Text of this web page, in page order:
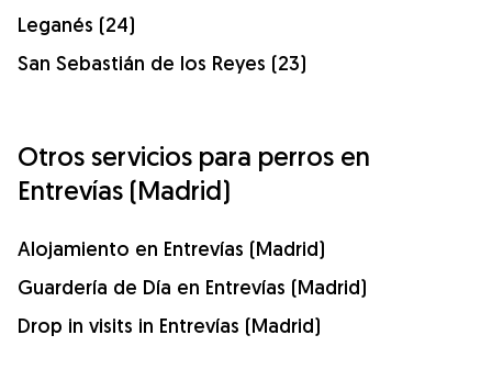
Leganés (24)
San Sebastián de los Reyes (23)
Otros servicios para perros en
Entrevías (Madrid)
Alojamiento en Entrevías (Madrid)
Guardería de Día en Entrevías (Madrid)
Drop in visits in Entrevías (Madrid)